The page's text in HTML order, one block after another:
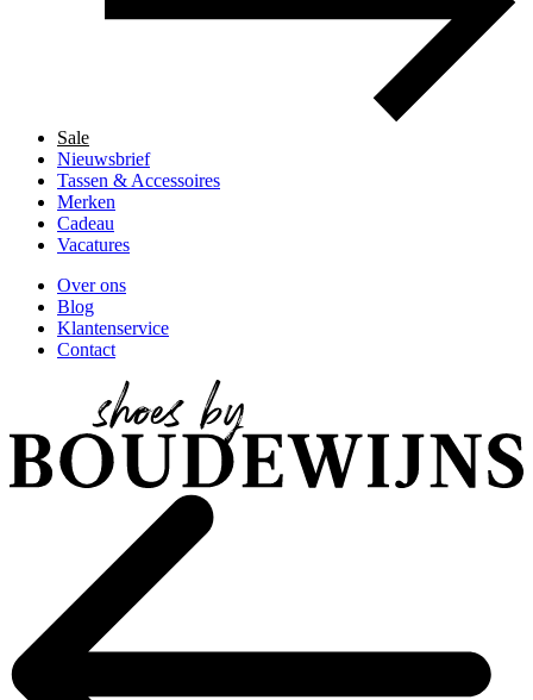
Sale
Nieuwsbrief
Tassen & Accessoires
Merken
Cadeau
Vacatures
Over ons
Blog
Klantenservice
Contact